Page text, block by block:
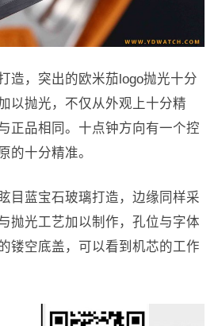
造，突出的欧米茄logo抛光十分
以抛光，不仅从外观上十分精
正品相同。十点钟方向有一个控
的十分精准。
目蓝宝石玻璃打造，边缘同样采
抛光工艺加以制作，孔位与字体
镂空底盖，可以看到机芯的工作